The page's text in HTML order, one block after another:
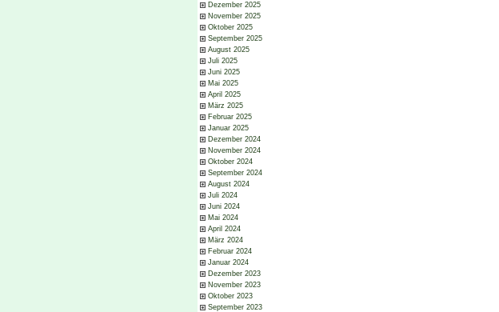
Dezember 2025
November 2025
Oktober 2025
September 2025
August 2025
Juli 2025
Juni 2025
Mai 2025
April 2025
März 2025
Februar 2025
Januar 2025
Dezember 2024
November 2024
Oktober 2024
September 2024
August 2024
Juli 2024
Juni 2024
Mai 2024
April 2024
März 2024
Februar 2024
Januar 2024
Dezember 2023
November 2023
Oktober 2023
September 2023